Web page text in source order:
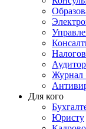
Журнал
Для кого
Юристу